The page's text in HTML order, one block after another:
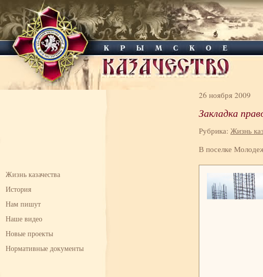
Жизнь казачества
История
Нам пишут
Наше видео
Новые проекты
Нормативные документы
26 ноября 2009
Закладка
Рубрика: Жизнь
В поселке